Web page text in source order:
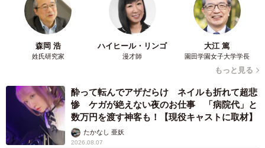
森岡 浩
姓氏研究家
ハイヒール・リンゴ
漫才師
大江 篤
園田学園女子大学学長
もっと見る
酔って転んでアザだらけ ネイルも折れて超悲
惨 ケガが絶えない夜のお仕事 「病院代」と
数万円を渡す神客も！【現役キャストに取材】
たかなし 亜妖
2026.08.07